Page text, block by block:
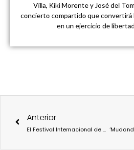
Villa, Kiki Morente y José del
concierto compartido que convertirá
en un ejercicio de
Anterior
El Festival Internacional de Música Contemporánea de Madrid COMA24 llega el 22 de septiembre a los Teatros del Canal